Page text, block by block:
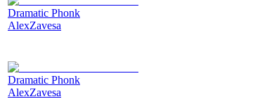
Dramatic Phonk
AlexZavesa
Dramatic Phonk
AlexZavesa